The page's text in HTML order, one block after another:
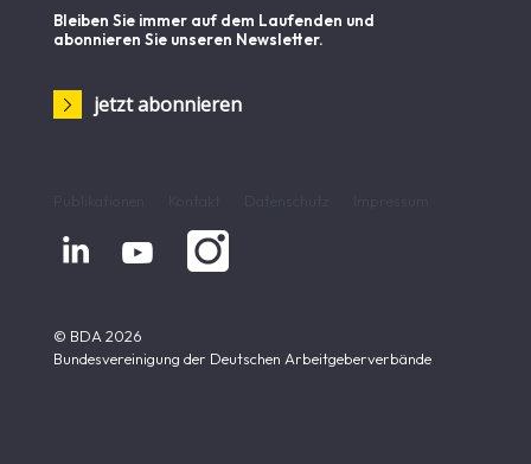
Bleiben Sie immer auf dem Laufenden und
abonnieren Sie unseren Newsletter.
jetzt abonnieren
 
© BDA 2026
Bundesvereinigung der Deutschen Arbeitgeberverbände